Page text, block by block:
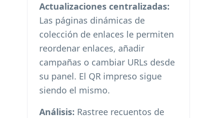
Actualizaciones centralizadas:
Las páginas dinámicas de
colección de enlaces le permiten
reordenar enlaces, añadir
campañas o cambiar URLs desde
su panel. El QR impreso sigue
siendo el mismo.
Análisis: Rastree recuentos de